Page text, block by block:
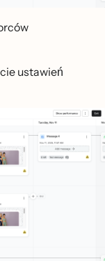
ustawień